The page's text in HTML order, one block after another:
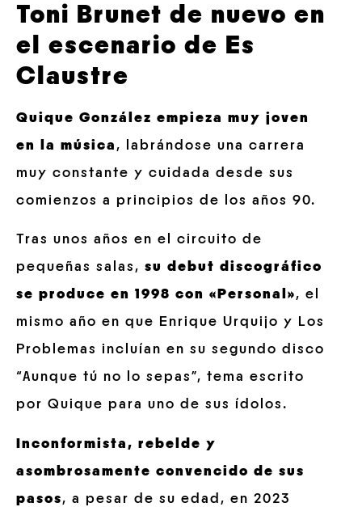
Toni Brunet de nuevo en
el escenario de Es
Claustre
Quique González empieza muy joven
en la música , labrándose una carrera
muy constante y cuidada desde sus
comienzos a principios de los años 90.
Tras unos años en el circuito de
pequeñas salas, su debut discográfico
se produce en 1998 con «Personal», el
mismo año en que Enrique Urquijo y Los
Problemas incluían en su segundo disco
“Aunque tú no lo sepas”, tema escrito
por Quique para uno de sus ídolos.
Inconformista, rebelde y
asombrosamente convencido de sus
pasos, a pesar de su edad, en 2023